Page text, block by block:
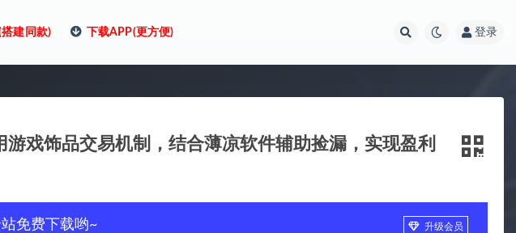
建同款) 下载APP(更方便) 登录
游戏饰品交易机制，结合薄凉软件辅助捡漏，实现盈利
站免费下载哟~ 升级会员